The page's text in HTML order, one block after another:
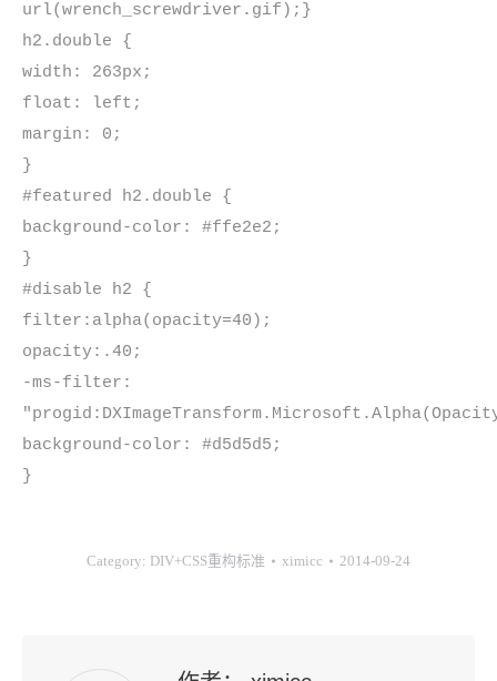
url(wrench_screwdriver.gif);}
h2.double {
width: 263px;
float: left;
margin: 0;
}
#featured h2.double {
background-color: #ffe2e2;
}
#disable h2 {
filter:alpha(opacity=40);
opacity:.40;
-ms-filter:
background-color: #d5d5d5;
}
Category: DIV+CSS重构标准 ximicc 2014-09-24